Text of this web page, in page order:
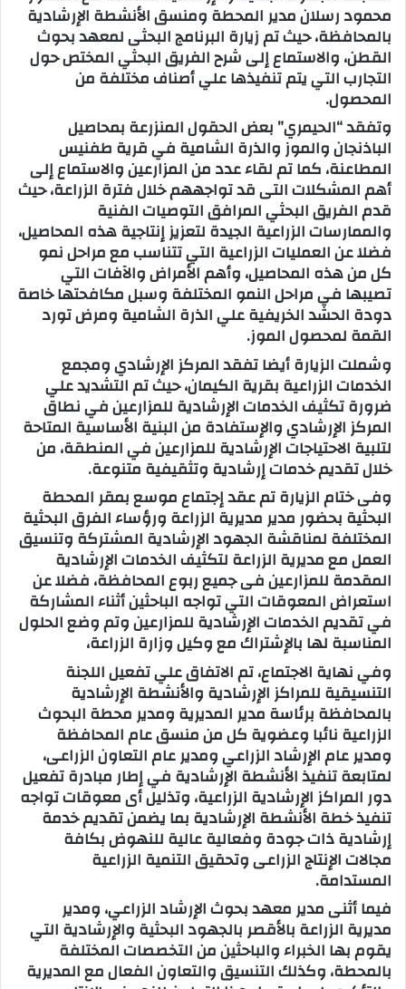
محمود رسلان مدير المحطة ومنسق الأنشطة الإرشادية
بالمحافظة، حيث تم زيارة البرنامج البحثى لمعهد بحوث
القطن، والاستماع إلى شرح الفريق البحثي المختص حول
التجارب التي يتم تنفيذها علي أصناف مختلفة من
المحصول.
وتفقد “الحيمري” بعض الحقول المنزرعة بمحاصيل
الباذنجان والموز والذرة الشامية في قرية طفنيس
المطاعنة، كما تم لقاء عدد من المزارعين والاستماع إلى
أهم المشكلات التى قد تواجههم خلال فترة الزراعة، حيث
قدم الفريق البحثي المرافق التوصيات الفنية
والممارسات الزراعية الجيدة لتعزيز إنتاجية هذه المحاصيل،
فضلا عن العمليات الزراعية التي تتناسب مع مراحل نمو
كل من هذه المحاصيل، وأهم الأمراض والآفات التي
تصيبها في مراحل النمو المختلفة وسبل مكافحتها خاصة
دودة الحشد الخريفية علي الذرة الشامية ومرض تورد
القمة لمحصول الموز.
وشملت الزيارة أيضا تفقد المركز الإرشادي ومجمع
الخدمات الزراعية بقرية الكيمان، حيث تم التشديد علي
ضرورة تكثيف الخدمات الإرشادية للمزارعين في نطاق
المركز الإرشادي والإستفادة من البنية الأساسية المتاحة
لتلبية الاحتياجات الإرشادية للمزارعين في المنطقة، من
خلال تقديم خدمات إرشادية وتثقيفية متنوعة.
وفى ختام الزيارة تم عقد إجتماع موسع بمقر المحطة
البحثية بحضور مدير مديرية الزراعة ورؤساء الفرق البحثية
المختلفة لمناقشة الجهود الإرشادية المشتركة وتنسيق
العمل مع مديرية الزراعة لتكثيف الخدمات الإرشادية
المقدمة للمزارعين فى جميع ربوع المحافظة، فضلا عن
استعراض المعوقات التي تواجه الباحثين أثناء المشاركة
في تقديم الخدمات الإرشادية للمزارعين وتم وضع الحلول
المناسبة لها بالإشتراك مع وكيل وزارة الزراعة،
وفي نهاية الاجتماع، تم الاتفاق علي تفعيل اللجنة
التنسيقية للمراكز الإرشادية والأنشطة الإرشادية
بالمحافظة برئاسة مدير المديرية ومدير محطة البحوث
الزراعية نائبا وعضوية كل من منسق عام المحافظة
ومدير عام الإرشاد الزراعي ومدير عام التعاون الزراعى،
لمتابعة تنفيذ الأنشطة الإرشادية في إطار مبادرة تفعيل
دور المراكز الإرشادية الزراعية، وتذليل أى معوقات تواجه
تنفيذ خطة الأنشطة الإرشادية بما يضمن تقديم خدمة
إرشادية ذات جودة وفعالية عالية للنهوض بكافة
مجالات الإنتاج الزراعى وتحقيق التنمية الزراعية
المستدامة.
فيما أثنى مدير معهد بحوث الإرشاد الزراعي، ومدير
مديرية الزراعة بالأقصر بالجهود البحثية والإرشادية التي
يقوم بها الخبراء والباحثين من التخصصات المختلفة
بالمحطة، وكذلك التنسيق والتعاون الفعال مع المديرية